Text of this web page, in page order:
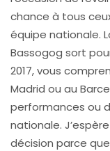
chance à tous
équipe nationale.
Bassogog sort
2017, vous
Madrid ou au
performances ou
nationale.
décision parce